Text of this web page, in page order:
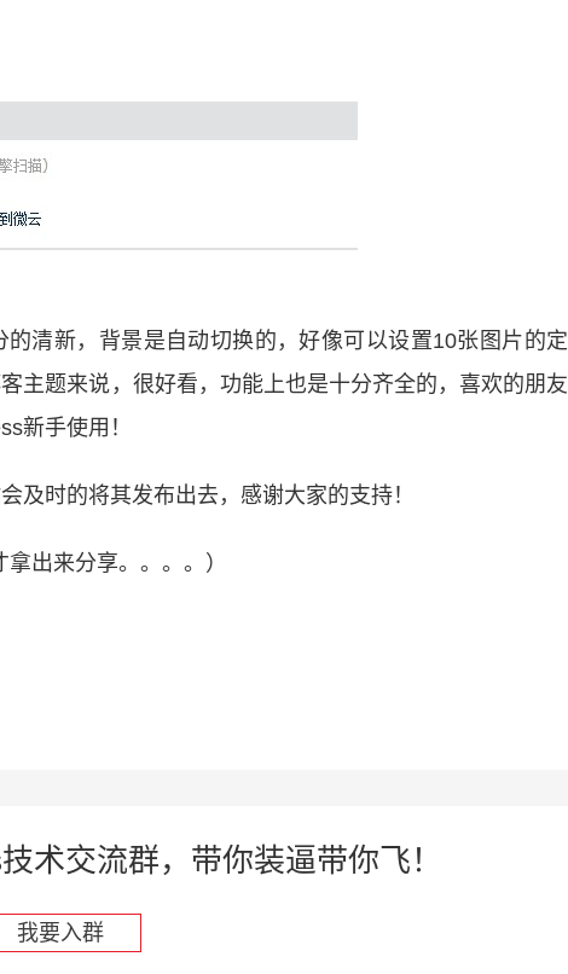
清新，背景是自动切换的，好像可以设置10张图片的定
主题来说，很好看，功能上也是十分齐全的，喜欢的朋友
新手使用！
及时的将其发布出去，感谢大家的支持！
出来分享。。。。）
术交流群，带你装逼带你飞！
我要入群